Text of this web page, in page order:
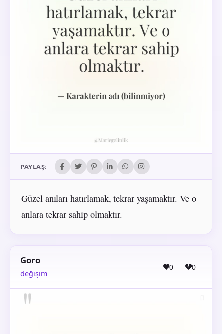
PAYLAŞ:
Güzel anıları hatırlamak, tekrar yaşamaktır. Ve o
anlara tekrar sahip olmaktır.
Goro
değişim
0 0